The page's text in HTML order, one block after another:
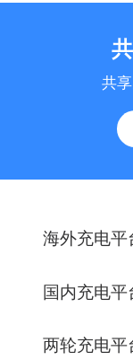
共
海外充电平
国内充电平
两轮充电平